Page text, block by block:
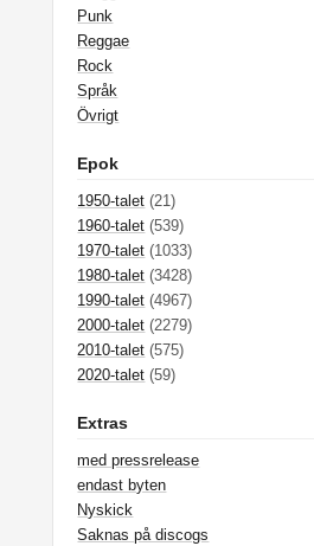
Punk
Reggae
Rock
Språk
Övrigt
Epok
1950-talet (21)
1960-talet (539)
1970-talet (1033)
1980-talet (3428)
1990-talet (4967)
2000-talet (2279)
2010-talet (575)
2020-talet (59)
Extras
med pressrelease
endast byten
Nyskick
Saknas på discogs